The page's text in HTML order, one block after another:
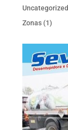
Uncategorized
Zonas(1)